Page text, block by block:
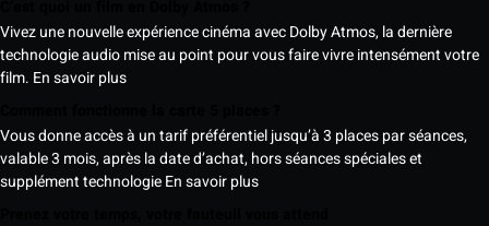
Vivez une nouvelle expérience cinéma avec Dolby Atmos, la dernière
technologie audio mise au point pour vous faire vivre intensément votre
film. En savoir plus
Vous donne accès à un tarif préférentiel jusqu’à 3 places par séances,
valable 3 mois, après la date d’achat, hors séances spéciales et
supplément technologieEn savoir plus